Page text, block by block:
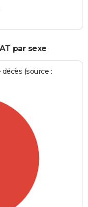
par sexe
(source :